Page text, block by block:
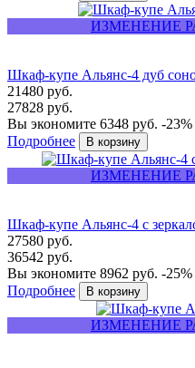
ИЗМЕНЕНИЕ
Шкаф-купе Альянс-4 дуб
21480 руб.
27828 руб.
Вы экономите 6348 руб. -23%
Подробнее
ИЗМЕНЕНИЕ
Шкаф-купе Альянс-4 с
27580 руб.
36542 руб.
Вы экономите 8962 руб. -25%
Подробнее
ИЗМЕНЕНИЕ